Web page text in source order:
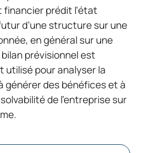
prédit l’état
d’une structure sur une
en général sur une
prévisionnel est
utilisé pour analyser la
générer des bénéfices et à
de l’entreprise sur